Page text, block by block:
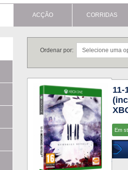
ACÇÃO CORRIDAS
Ordenar por:
11-
Em